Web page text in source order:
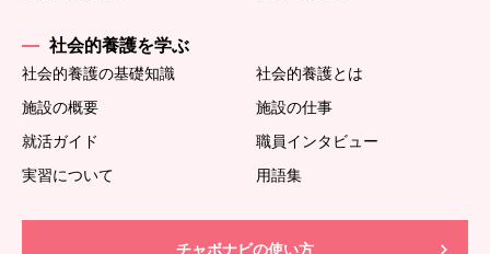
社会的養護を学ぶ
社会的養護の基礎知識
社会的養護とは
施設の概要
施設の仕事
就活ガイド
職員インタビュー
実習について
用語集
チャボナビの使い方